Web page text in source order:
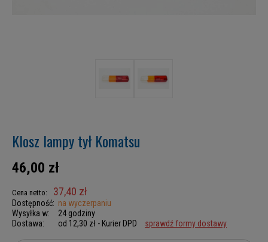
Klosz lampy tył Komatsu
46,00 zł
Cena netto: 37,40 zł
Dostępność: na wyczerpaniu
Wysyłka w:
24 godziny
Dostawa:
od 12,30 zł - Kurier DPD sprawdź formy dostawy